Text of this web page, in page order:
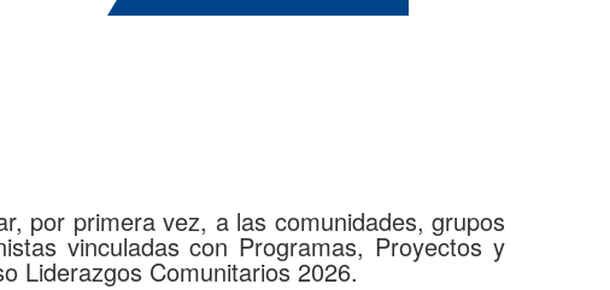
por primera vez, a las comunidades, grupos
vinculadas con Programas, Proyectos y
Liderazgos Comunitarios 2026.